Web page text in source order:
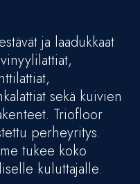
ja laadukkaat
sekä kuivien
Triofloor
perheyritys.
tukee koko
kuluttajalle.